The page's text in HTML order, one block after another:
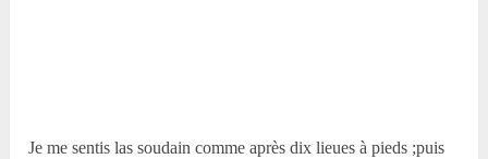
Je me sentis las soudain comme après dix lieues à pieds ;puis